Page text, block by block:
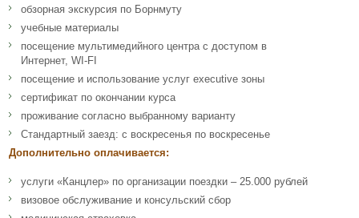
обзорная экскурсия по Борнмуту
учебные материалы
посещение мультимедийного центра с доступом в
Интернет, WI-FI
посещение и использование услуг executive зоны
сертификат по окончании курса
проживание согласно выбранному варианту
Стандартный заезд: с воскресенья по воскресенье
Дополнительно оплачивается:
услуги «Канцлер» по организации поездки – 25.000 рублей
визовое обслуживание и консульский сбор